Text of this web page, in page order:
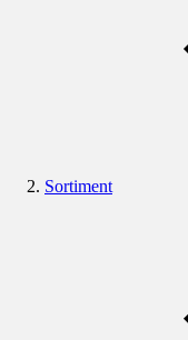
Sortiment